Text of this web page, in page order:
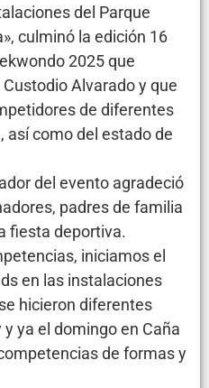
del Parque
culminó la edición 16
2025 que
Alvarado y que
de diferentes
así como del estado de
del evento agradeció
padres de familia
fiesta deportiva.
iniciamos el
en las instalaciones
hicieron diferentes
ya el domingo en Caña
de formas y